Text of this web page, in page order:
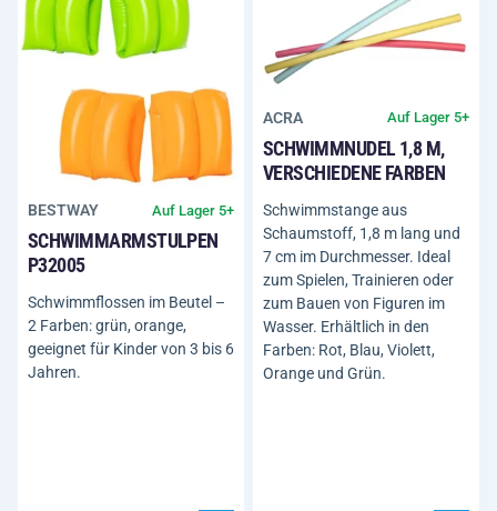
BESTWAY Auf Lager 5+
SCHWIMMARMSTULPEN
P32005
Schwimmflossen im Beutel –
2 Farben: grün, orange,
geeignet für Kinder von 3 bis 6
Jahren.
ACRA Auf Lager 5+
SCHWIMMNUDEL 1,8 M,
VERSCHIEDENE FARBEN
Schwimmstange aus
Schaumstoff, 1,8 m lang und
7 cm im Durchmesser. Ideal
zum Spielen, Trainieren oder
zum Bauen von Figuren im
Wasser. Erhältlich in den
Farben: Rot, Blau, Violett,
Orange und Grün.